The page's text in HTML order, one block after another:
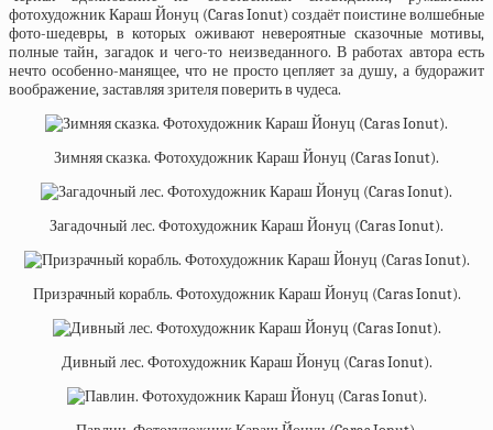
фотохудожник Караш Йонуц (Caras Ionut) создаёт поистине волшебные
фото-шедевры, в которых оживают невероятные сказочные мотивы,
полные тайн, загадок и чего-то неизведанного. В работах автора есть
нечто особенно-манящее, что не просто цепляет за душу, а будоражит
воображение, заставляя зрителя поверить в чудеса.
Зимняя сказка. Фотохудожник Караш Йонуц (Caras Ionut).
Загадочный лес. Фотохудожник Караш Йонуц (Caras Ionut).
Призрачный корабль. Фотохудожник Караш Йонуц (Caras Ionut).
Дивный лес. Фотохудожник Караш Йонуц (Caras Ionut).